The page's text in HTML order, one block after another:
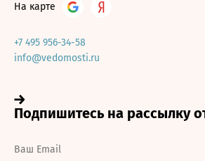
На карте
+7 495 956-34-58
info@vedomosti.ru